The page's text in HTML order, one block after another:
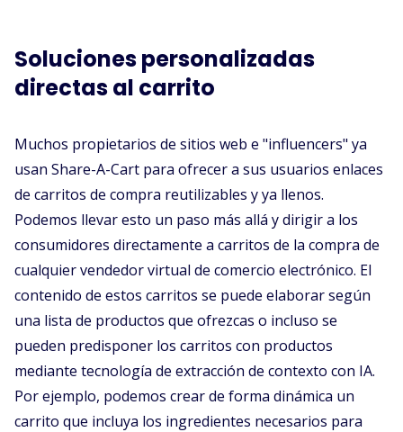
Soluciones personalizadas
directas al carrito
Muchos propietarios de sitios web e "influencers" ya
usan Share-A-Cart para ofrecer a sus usuarios enlaces
de carritos de compra reutilizables y ya llenos.
Podemos llevar esto un paso más allá y dirigir a los
consumidores directamente a carritos de la compra de
cualquier vendedor virtual de comercio electrónico. El
contenido de estos carritos se puede elaborar según
una lista de productos que ofrezcas o incluso se
pueden predisponer los carritos con productos
mediante tecnología de extracción de contexto con IA.
Por ejemplo, podemos crear de forma dinámica un
carrito que incluya los ingredientes necesarios para